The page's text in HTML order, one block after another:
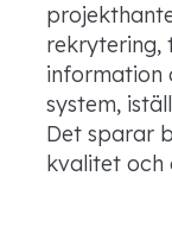
rekrytering,
information
system,
Det sparar
kvalitet och